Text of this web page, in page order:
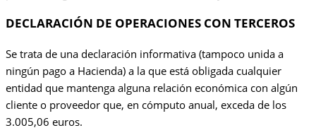
DECLARACIÓN DE OPERACIONES CON TERCEROS
Se trata de una declaración informativa (tampoco unida a
ningún pago a Hacienda) a la que está obligada cualquier
entidad que mantenga alguna relación económica con algún
cliente o proveedor que, en cómputo anual, exceda de los
3.005,06 euros.